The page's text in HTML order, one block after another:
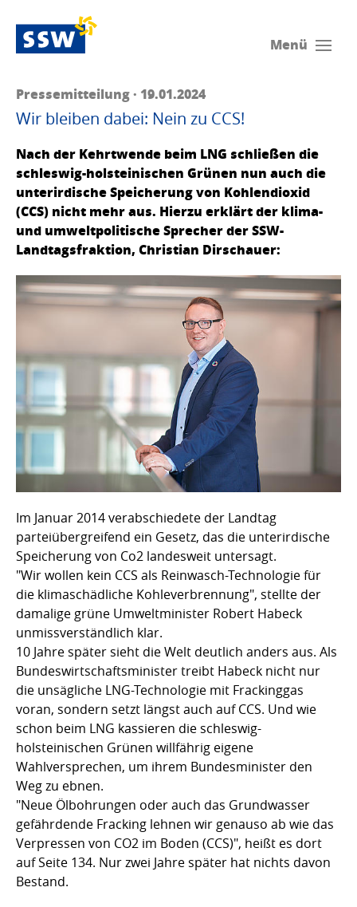
Menü
Pressemitteilung · 19.01.2024
Wir bleiben dabei: Nein zu CCS!
Nach der Kehrtwende beim LNG schließen die
schleswig-holsteinischen Grünen nun auch die
unterirdische Speicherung von Kohlendioxid
(CCS) nicht mehr aus. Hierzu erklärt der klima-
und umweltpolitische Sprecher der SSW-
Landtagsfraktion, Christian Dirschauer:
Im Januar 2014 verabschiedete der Landtag
parteiübergreifend ein Gesetz, das die unterirdische
Speicherung von Co2 landesweit untersagt.
"Wir wollen kein CCS als Reinwasch-Technologie für
die klimaschädliche Kohleverbrennung", stellte der
damalige grüne Umweltminister Robert Habeck
unmissverständlich klar.
10 Jahre später sieht die Welt deutlich anders aus. Als
Bundeswirtschaftsminister treibt Habeck nicht nur
die unsägliche LNG-Technologie mit Frackinggas
voran, sondern setzt längst auch auf CCS. Und wie
schon beim LNG kassieren die schleswig-
holsteinischen Grünen willfährig eigene
Wahlversprechen, um ihrem Bundesminister den
Weg zu ebnen.
"Neue Ölbohrungen oder auch das Grundwasser
gefährdende Fracking lehnen wir genauso ab wie das
Verpressen von CO2 im Boden (CCS)", heißt es dort
auf Seite 134. Nur zwei Jahre später hat nichts davon
Bestand.